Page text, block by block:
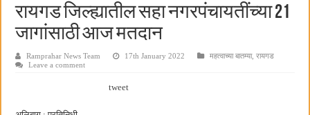
समाजप्रिय नेतृत्व आमदार प्रशांत ठाकूर यांच्या वाढदिवसानिमित्त राज्यभरातून शुभेच्छांचा वर्षाव
पनवेलमध्ये ८ ऑगस्टला महारोजगार मेळावा
सर्वात मोठ्या दिवाळी अंक स्पर्धेचा निकाल जाहीर
रायगड जिल्ह्यातील सहा नगरपंचायतींच्या 21
जागांसाठी आज मतदान
Ramprahar News Team 17th January 2022 महत्वाच्या बातम्या,रायगड
Leave a comment
tweet